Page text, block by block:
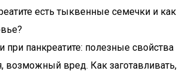
есть тыквенные семечки и как
панкреатите: полезные свойства
возможный вред. Как заготавливать,